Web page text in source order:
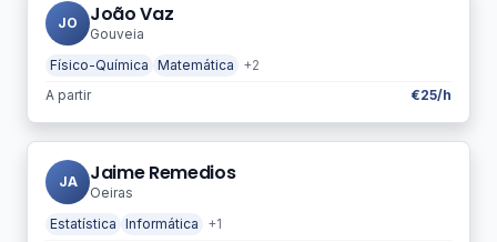
JO João Vaz
Gouveia
Físico-Química Matemática
+2
A partir
€25/h
JA Jaime Remedios
Oeiras
Estatística Informática
+1